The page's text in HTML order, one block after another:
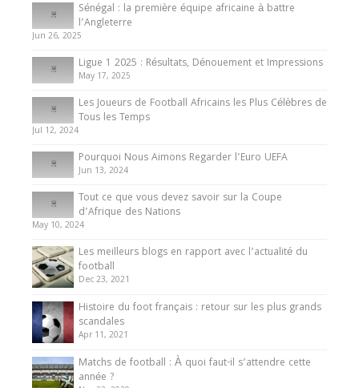
Présentation de l’équipe nationale de football
du Cameroun
8 August 2025
Sénégal : la première équipe africaine à battre
l’Angleterre
Jun 26, 2025
Ligue 1 2025 : Résultats, Dénouement et Impressions
May 17, 2025
Les Joueurs de Football Africains les Plus Célèbres de
Tous les Temps
Jul 12, 2024
Pourquoi Nous Aimons Regarder l’Euro UEFA
Jun 13, 2024
Tout ce que vous devez savoir sur la Coupe
d’Afrique des Nations
May 10, 2024
Les meilleurs blogs en rapport avec l’actualité du
football
Dec 23, 2021
Histoire du foot français : retour sur les plus grands
scandales
Apr 11, 2021
Matchs de football : À quoi faut-il s’attendre cette
année ?